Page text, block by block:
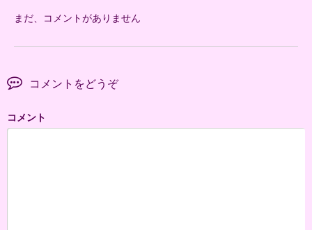
まだ、コメントがありません
コメントをどうぞ
コメント